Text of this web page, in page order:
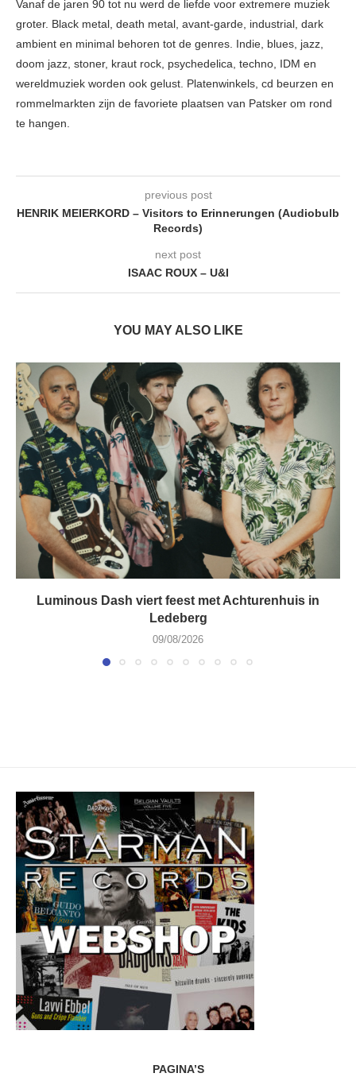
Vanaf de jaren 90 tot nu werd de liefde voor extremere muziek
groter. Black metal, death metal, avant-garde, industrial, dark
ambient en minimal behoren tot de genres. Indie, blues, jazz,
doom jazz, stoner, kraut rock, psychedelica, techno, IDM en
wereldmuziek worden ook gelust. Platenwinkels, cd beurzen en
rommelmarkten zijn de favoriete plaatsen van Patsker om rond
te hangen.
previous post
HENRIK MEIERKORD – Visitors to Erinnerungen (Audiobulb
Records)
next post
ISAAC ROUX – U&I
YOU MAY ALSO LIKE
Luminous Dash viert feest met Achturenhuis in
Ledeberg
09/08/2026
PAGINA’S